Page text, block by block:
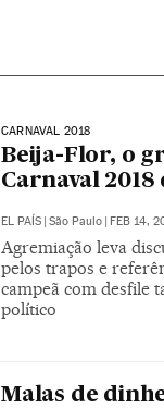
CARNAVAL 2018
Beija-Flor, o
Carnaval 2018
EL PAÍS | São Paulo | FEB 14,
Agremiação leva
pelos trapos e
campeã com desfile
político
Malas de